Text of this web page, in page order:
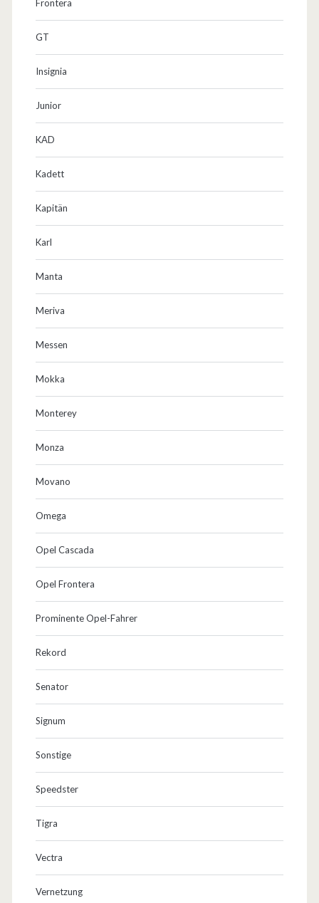
Frontera
GT
Insignia
Junior
KAD
Kadett
Kapitän
Karl
Manta
Meriva
Messen
Mokka
Monterey
Monza
Movano
Omega
Opel Cascada
Opel Frontera
Prominente Opel-Fahrer
Rekord
Senator
Signum
Sonstige
Speedster
Tigra
Vectra
Vernetzung